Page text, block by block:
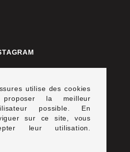
utilise des cookies
la meilleur
possible. En
sur ce site, vous
leur utilisation.
SÉCURISÉ